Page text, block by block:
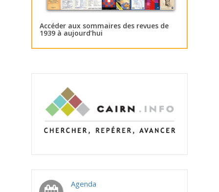
Accéder aux sommaires des revues de
1939 à aujourd’hui
Agenda